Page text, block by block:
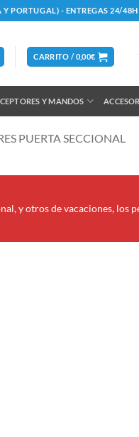
Y PORTUGAL) - ENTREGAS 24/48H
CARRITO /0,00€
Y MANDOS
PUERTA SECCIONAL
y otros de vacaciones,